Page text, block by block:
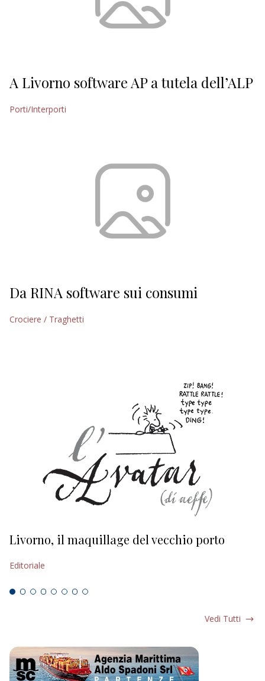
A Livorno software AP a tutela dell’ALP
Porti/Interporti
Da RINA software sui consumi
Crociere / Traghetti
Livorno, il maquillage del vecchio porto
Editoriale
Vedi Tutti